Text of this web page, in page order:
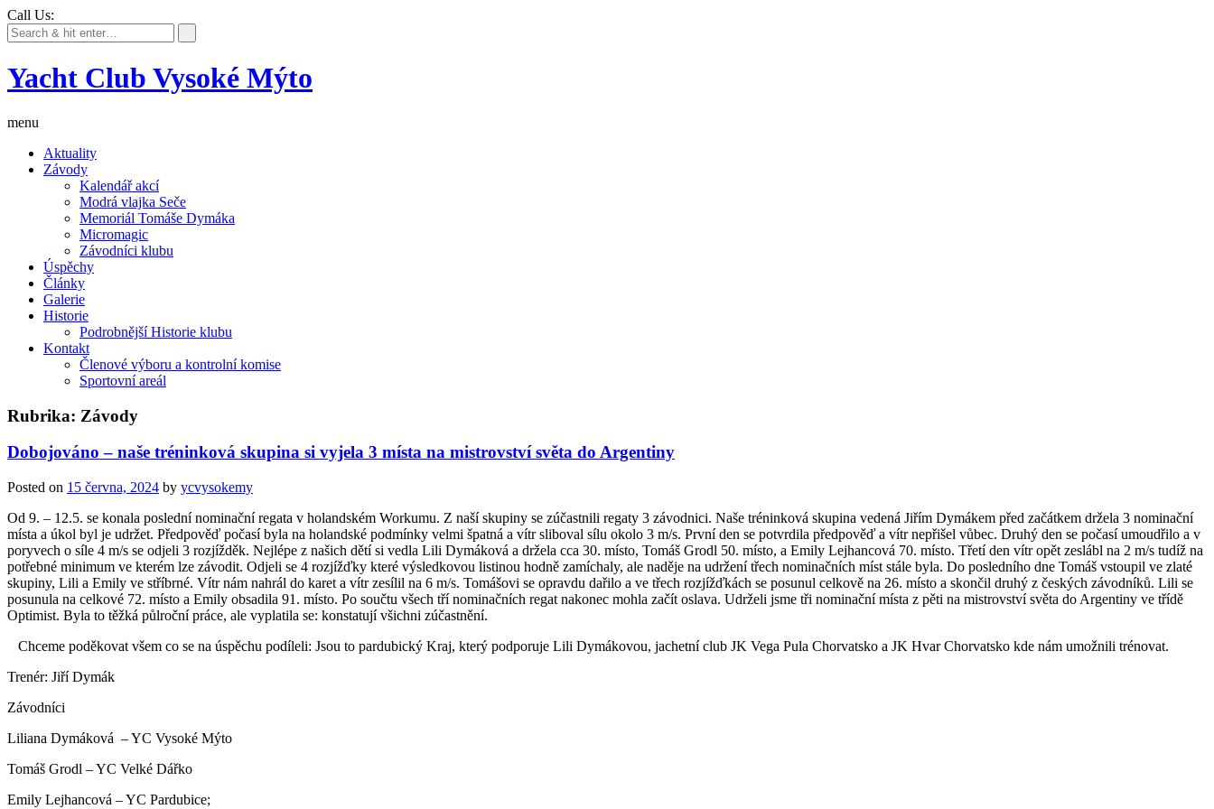
Call Us:
Yacht Club Vysoké Mýto
menu
Aktuality
Závody
Kalendář akcí
Modrá vlajka Seče
Memoriál Tomáše Dymáka
Micromagic
Závodníci klubu
Úspěchy
Články
Galerie
Historie
Podrobnější Historie klubu
Kontakt
Členové výboru a kontrolní komise
Sportovní areál
Rubrika: Závody
Dobojováno – naše tréninková skupina si vyjela 3 místa na mistrovství světa do Argentiny
Posted on 15 června, 2024 by ycvysokemy
Od 9. – 12.5. se konala poslední nominační regata v holandském Workumu. Z naší skupiny se zúčastnili regaty 3 závodnici. Naše tréninková skupina vedená Jiřím Dymákem před začátkem držela 3 nominační
místa a úkol byl je udržet. Předpověď počasí byla na holandské podmínky velmi špatná a vítr sliboval sílu okolo 3 m/s. První den se potvrdila předpověď a vítr nepřišel vůbec. Druhý den se počasí umoudřilo a v
poryvech o síle 4 m/s se odjeli 3 rozjížděk. Nejlépe z našich dětí si vedla Lili Dymáková a držela cca 30. místo, Tomáš Grodl 50. místo, a Emily Lejhancová 70. místo. Třetí den vítr opět zeslábl na 2 m/s tudíž na
potřebné minimum ve kterém lze závodit. Odjeli se 4 rozjížďky které výsledkovou listinou hodně zamíchaly, ale naděje na udržení třech nominačních míst stále byla. Do posledního dne Tomáš vstoupil ve zlaté
skupiny, Lili a Emily ve stříbrné. Vítr nám nahrál do karet a vítr zesílil na 6 m/s. Tomášovi se opravdu dařilo a ve třech rozjížďkách se posunul celkově na 26. místo a skončil druhý z českých závodníků. Lili se
posunula na celkové 72. místo a Emily obsadila 91. místo. Po součtu všech tří nominačních regat nakonec mohla začít oslava. Udrželi jsme tři nominační místa z pěti na mistrovství světa do Argentiny ve třídě
Optimist. Byla to těžká půlroční práce, ale vyplatila se: konstatují všichni zúčastnění.
Chceme poděkovat všem co se na úspěchu podíleli: Jsou to pardubický Kraj, který podporuje Lili Dymákovou, jachetní club JK Vega Pula Chorvatsko a JK Hvar Chorvatsko kde nám umožnili trénovat.
Trenér: Jiří Dymák
Závodníci
Liliana Dymáková – YC Vysoké Mýto
Tomáš Grodl – YC Velké Dářko
Emily Lejhancová – YC Pardubice;